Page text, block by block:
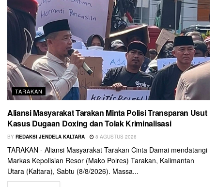
TARAKAN
Aliansi Masyarakat Tarakan Minta Polisi Transparan Usut
Kasus Dugaan Doxing dan Tolak Kriminalisasi
BY REDAKSI JENDELA KALTARA 8 AGUSTUS 2026
TARAKAN - Aliansi Masyarakat Tarakan Cinta Damai mendatangi
Markas Kepolisian Resor (Mako Polres) Tarakan, Kalimantan
Utara (Kaltara), Sabtu (8/8/2026). Massa...